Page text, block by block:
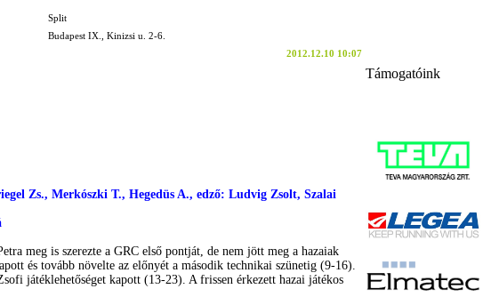
Split
Budapest IX., Kinizsi u. 2-6.
2012.12.10 10:07
Zs., Merkószki T., Hegedüs A., edző: Ludvig Zsolt, Szalai
meg is szerezte a GRC első pontját, de nem jött meg a hazaiak
és tovább növelte az előnyét a második technikai szünetig (9-16).
játéklehetőséget kapott (13-23). A frissen érkezett hazai játékos
Támogatóink